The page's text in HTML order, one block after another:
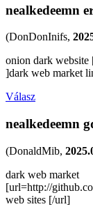
nealkedeemn
(DonDonInifs,
onion dark website
]dark web market
Válasz
nealkedeemn
(DonaldMib,
dark web market
[url=http://
web sites [/url]